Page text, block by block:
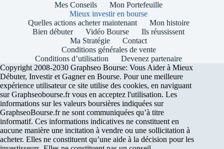
Mes Conseils
Mon Portefeuille
Mieux investir en bourse
Quelles actions acheter maintenant
Mon histoire
Bien débuter
Vidéo Bourse
Ils réussissent
Ma Stratégie
Contact
Conditions générales de vente
Conditions d’utilisation
Devenez partenaire
Copyright 2008-2030 Graphseo Bourse: Vous Aider à Mieux
Débuter, Investir et Gagner en Bourse. Pour une meilleure
expérience utilisateur ce site utilise des cookies, en naviguant
sur Graphseobourse.fr vous en acceptez l'utilisation. Les
informations sur les valeurs boursières indiquées sur
GraphseoBourse.fr ne sont communiquées qu’à titre
informatif. Ces informations indicatives ne constituent en
aucune manière une incitation à vendre ou une sollicitation à
acheter. Elles ne constituent qu’une aide à la décision pour les